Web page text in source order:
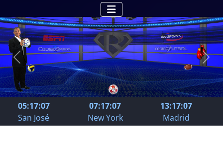
Previous Next
05:17:08
San José
07:17:08
New York
13:17:08
Madrid